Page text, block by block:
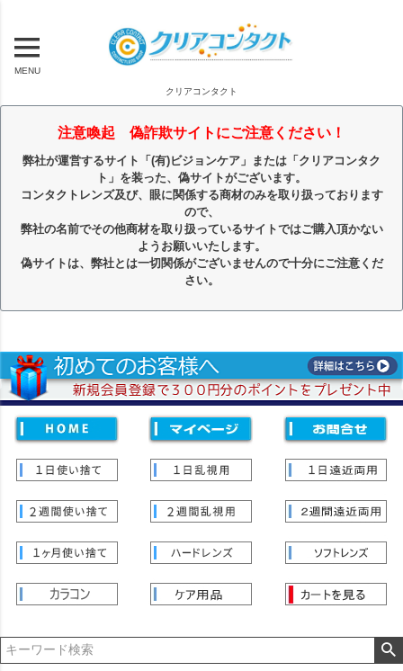
MENU
クリアコンタクト
注意喚起 偽詐欺サイトにご注意ください！
弊社が運営するサイト「(有)ビジョンケア」または「クリアコンタク
ト」を装った、偽サイトがございます。
コンタクトレンズ及び、眼に関係する商材のみを取り扱っております
ので、
弊社の名前でその他商材を取り扱っているサイトではご購入頂かない
ようお願いいたします。
偽サイトは、弊社とは一切関係がございませんので十分にご注意くだ
さい。
価格
〜
並び順
登録順
価格が高い順
レビュー順
キーワードヒット順